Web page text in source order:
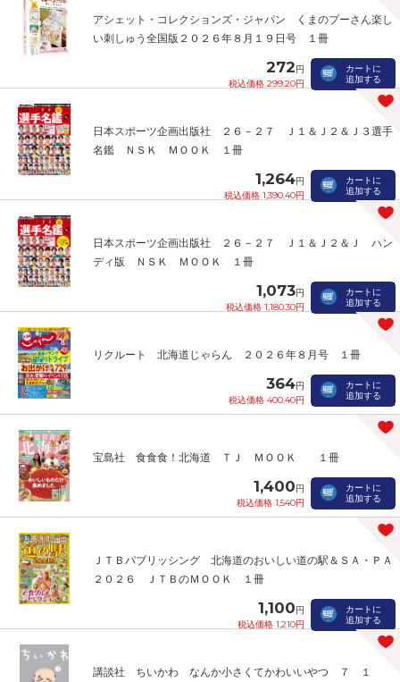
アシェット・コレクションズ・ジャパン くまのプーさん楽し
い刺しゅう全国版２０２６年８月１９日号 １冊
272円
税込価格 299.20円
カートに
追加する
日本スポーツ企画出版社 ２６－２７ Ｊ１＆Ｊ２＆Ｊ３選手
名鑑 ＮＳＫ ＭＯＯＫ １冊
1,264円
税込価格 1,390.40円
カートに
追加する
日本スポーツ企画出版社 ２６－２７ Ｊ１＆Ｊ２＆Ｊ ハン
ディ版 ＮＳＫ ＭＯＯＫ １冊
1,073円
税込価格 1,180.30円
カートに
追加する
リクルート 北海道じゃらん ２０２６年８月号 １冊
364円
税込価格 400.40円
カートに
追加する
宝島社 食食食！北海道 ＴＪ ＭＯＯＫ １冊
1,400円
税込価格 1,540円
カートに
追加する
ＪＴＢパブリッシング 北海道のおいしい道の駅＆ＳＡ・ＰＡ
２０２６ ＪＴＢのＭＯＯＫ １冊
1,100円
税込価格 1,210円
カートに
追加する
講談社 ちいかわ なんか小さくてかわいいやつ ７ １